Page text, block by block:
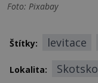
Foto: Pixabay
Štítky: levitace
Lokalita: Skotsko